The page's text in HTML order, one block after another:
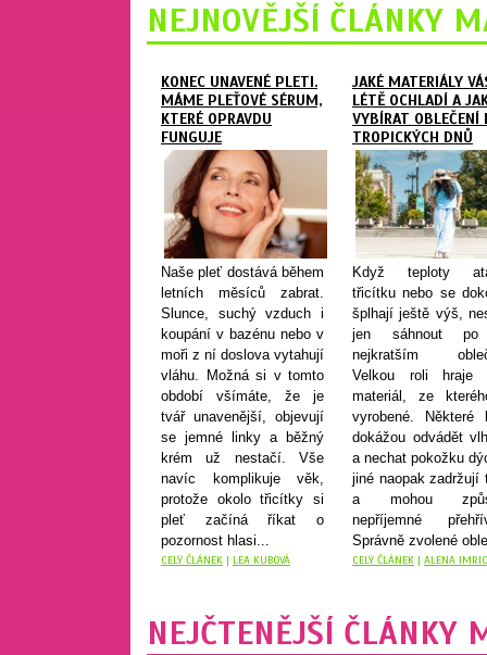
NEJNOVĚJŠÍ ČLÁNKY
KONEC UNAVENÉ PLETI.
MÁME PLEŤOVÉ SÉRUM,
KTERÉ OPRAVDU
FUNGUJE
Naše pleť dostává během
letních měsíců zabrat.
Slunce, suchý vzduch i
koupání v bazénu nebo v
moři z ní doslova vytahují
vláhu. Možná si v tomto
období všímáte, že je
tvář unavenější, objevují
se jemné linky a běžný
krém už nestačí. Vše
navíc komplikuje věk,
protože okolo třicítky si
pleť začíná říkat o
pozornost hlasi...
CELÝ ČLÁNEK | LEA KUBOVÁ
JAKÉ MATERIÁLY
LÉTĚ OCHLADÍ A
VYBÍRAT OBLEČENÍ
TROPICKÝCH DNŮ
Když teploty
třicítku nebo se
šplhají ještě výš,
jen sáhnout
nejkratším
Velkou roli hraje
materiál, ze
vyrobené. Některé
dokážou odvádět
a nechat pokožku
jiné naopak zadržují
a mohou
nepříjemné
Správně zvolené
CELÝ ČLÁNEK | ALENA
NEJČTENĚJŠÍ ČLÁNKY